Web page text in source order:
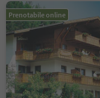
Prenotabile online